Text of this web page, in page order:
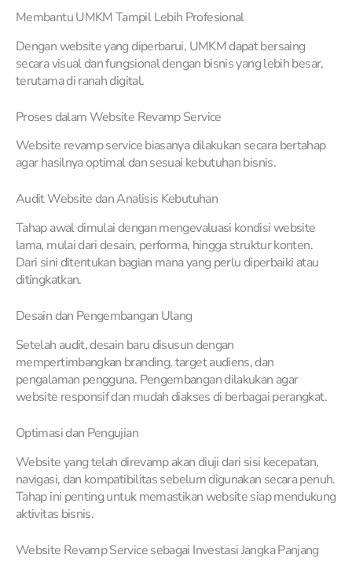
Membantu UMKM Tampil Lebih Profesional
Dengan website yang diperbarui, UMKM dapat bersaing
secara visual dan fungsional dengan bisnis yang lebih besar,
terutama di ranah digital.
Proses dalam Website Revamp Service
Website revamp service biasanya dilakukan secara bertahap
agar hasilnya optimal dan sesuai kebutuhan bisnis.
Audit Website dan Analisis Kebutuhan
Tahap awal dimulai dengan mengevaluasi kondisi website
lama, mulai dari desain, performa, hingga struktur konten.
Dari sini ditentukan bagian mana yang perlu diperbaiki atau
ditingkatkan.
Desain dan Pengembangan Ulang
Setelah audit, desain baru disusun dengan
mempertimbangkan branding, target audiens, dan
pengalaman pengguna. Pengembangan dilakukan agar
website responsif dan mudah diakses di berbagai perangkat.
Optimasi dan Pengujian
Website yang telah direvamp akan diuji dari sisi kecepatan,
navigasi, dan kompatibilitas sebelum digunakan secara penuh.
Tahap ini penting untuk memastikan website siap mendukung
aktivitas bisnis.
Website Revamp Service sebagai Investasi Jangka Panjang